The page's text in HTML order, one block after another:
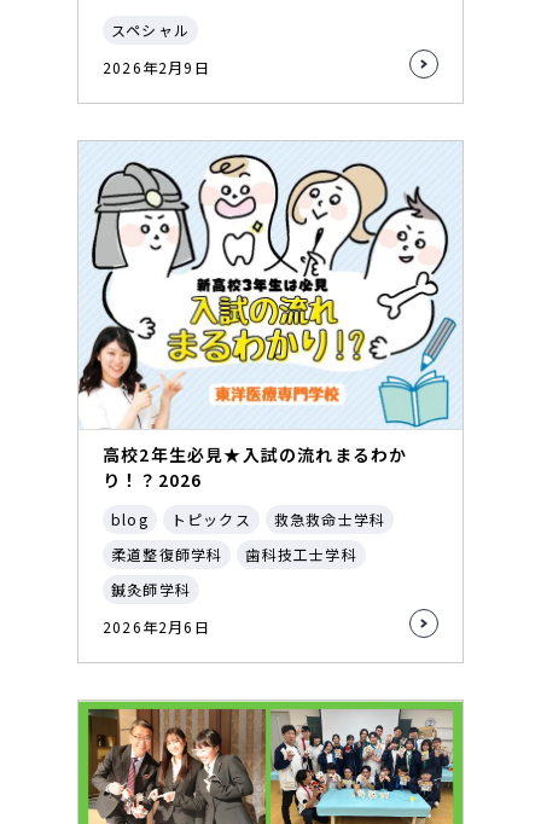
スペシャル
2026年2月9日
高校2年生必見★入試の流れまるわか
り！？2026
blog トピックス
救急救命士学科
柔道整復師学科
歯科技工士学科
鍼灸師学科
2026年2月6日